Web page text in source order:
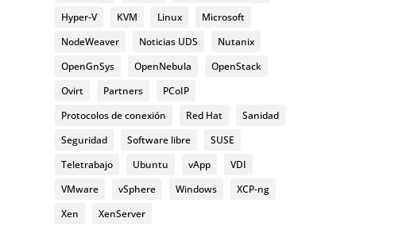
Hyper-V
KVM Linux
Microsoft
NodeWeaver
Noticias UDS
Nutanix
OpenGnSys
OpenNebula
OpenStack
Ovirt
Partners
PCoIP
Protocolos de conexión
Red Hat
Sanidad
Seguridad
Software libre
SUSE
Teletrabajo
Ubuntu vApp
VDI
VMware
vSphere Windows
XCP-ng
Xen
XenServer